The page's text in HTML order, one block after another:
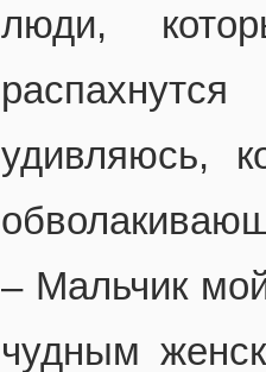
люди,
удивляюсь,
– Мальчик
чудным